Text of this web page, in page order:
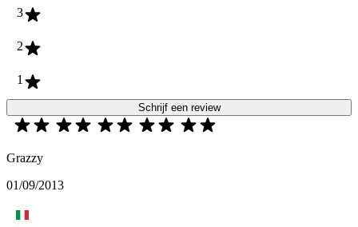
3
2
1
Schrijf een review
Grazzy
01/09/2013